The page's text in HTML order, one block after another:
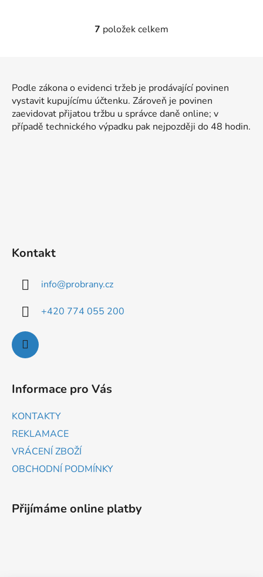
O
d
a
c
í
7 položek celkem
Podle zákona o evidenci tržeb je prodávající povinen
vystavit kupujícímu účtenku. Zároveň je povinen
zaevidovat přijatou tržbu u správce daně online; v
případě technického výpadku pak nejpozději do 48 hodin.
Kontakt
info@probrany.cz
+420 774 055 200
Informace pro Vás
KONTAKTY
REKLAMACE
VRÁCENÍ ZBOŽÍ
OBCHODNÍ PODMÍNKY
Přijímáme online platby